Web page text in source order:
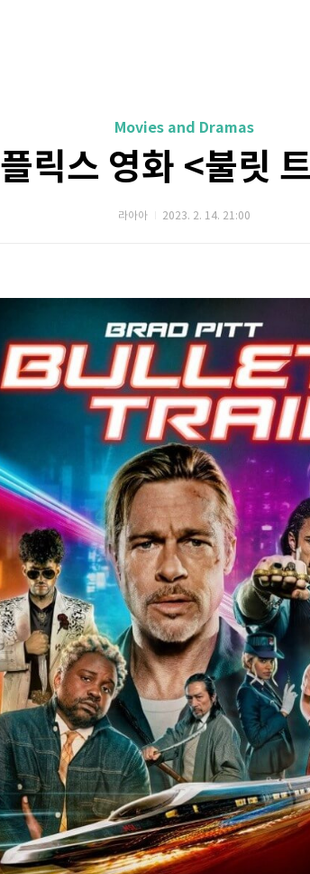
Movies and Dramas
릭스 영화 <불릿
라아아 2023. 2. 14. 21:00